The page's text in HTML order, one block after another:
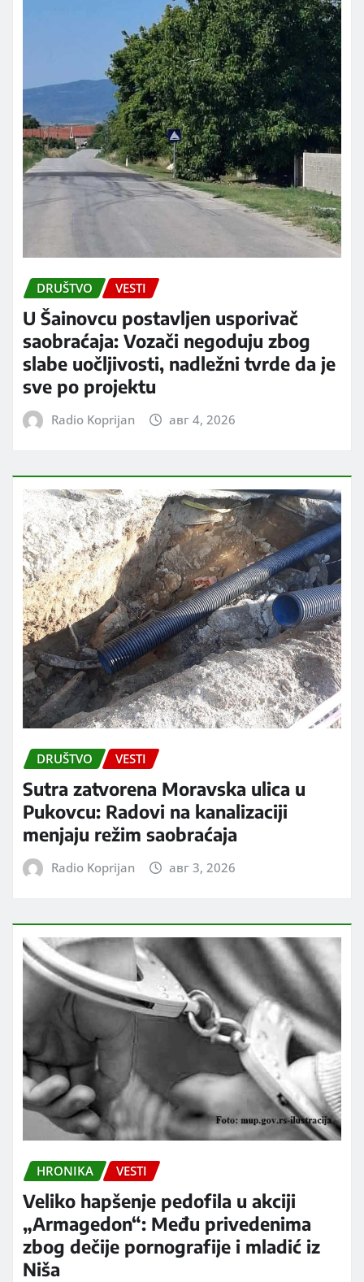
DRUŠTVO VESTI
U Šainovcu postavljen usporivač
saobraćaja: Vozači negoduju zbog
slabe uočljivosti, nadležni tvrde da je
sve po projektu
Radio Koprijan авг 4, 2026
DRUŠTVO VESTI
Sutra zatvorena Moravska ulica u
Pukovcu: Radovi na kanalizaciji
menjaju režim saobraćaja
Radio Koprijan авг 3, 2026
HRONIKA VESTI
Veliko hapšenje pedofila u akciji
„Armagedon“: Među privedenima
zbog dečije pornografije i mladić iz
Niša